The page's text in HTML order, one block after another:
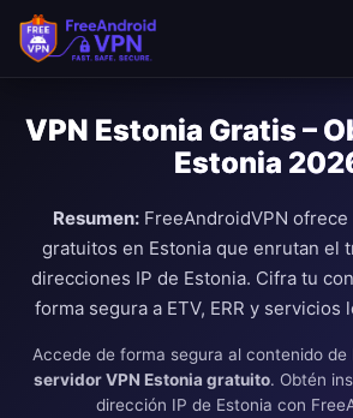
VPN Estonia Gratis –
Estonia
Resumen:FreeAndroidVPN ofrece
gratuitos en Estonia que enrutan el
direcciones IP de Estonia. Cifra tu
forma segura a ETV, ERR y servicios
Accede de forma segura al contenido
servidor VPN Estonia gratuito. Obtén
dirección IP de Estonia con